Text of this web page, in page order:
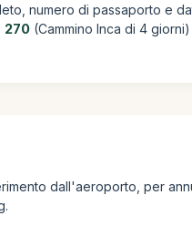
numero di passaporto e
270 (Cammino Inca di 4
dall'aeroporto, per